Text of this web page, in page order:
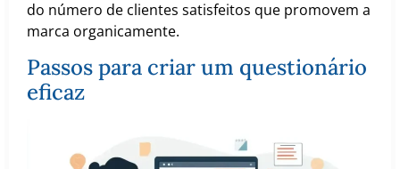
do número de clientes satisfeitos que promovem a
marca organicamente.
Passos para criar um questionário
eficaz